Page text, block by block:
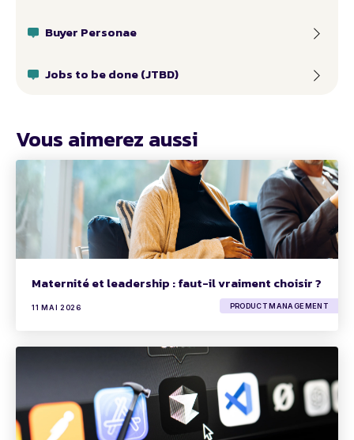
Buyer Personae
Jobs to be done (JTBD)
Vous aimerez aussi
Maternité et leadership : faut-il vraiment choisir ?
11 MAI 2026 PRODUCT MANAGEMENT